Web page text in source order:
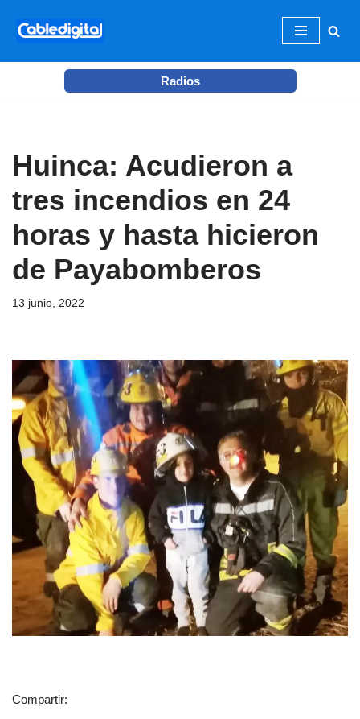
al
Radios
Huinca: Acudieron a
tres incendios en 24
horas y hasta hicieron
de Payabomberos
13 junio, 2022
Compartir: